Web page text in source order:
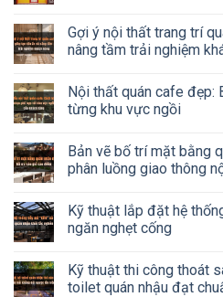
Gợi ý nội thất trang trí
nâng tầm trải nghiệm
Nội thất quán cafe đẹp:
từng khu vực ngồi
Bản vẽ bố trí mặt bằng
phân luồng giao thông
Kỹ thuật lắp đặt hệ
ngăn nghẹt cống
Kỹ thuật thi công thoát
toilet quán nhậu đạt